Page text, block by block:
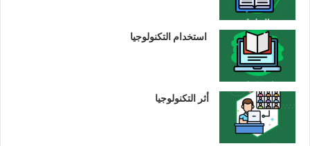
استخدام التكنولوجيا
أثر التكنولوجيا